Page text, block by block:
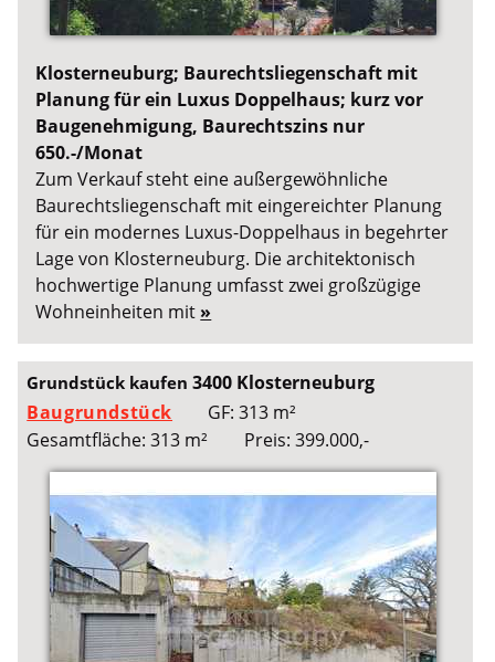
Klosterneuburg; Baurechtsliegenschaft mit
Planung für ein Luxus Doppelhaus; kurz vor
Baugenehmigung, Baurechtszins nur
650.-/Monat
Zum Verkauf steht eine außergewöhnliche
Baurechtsliegenschaft mit eingereichter Planung
für ein modernes Luxus-Doppelhaus in begehrter
Lage von Klosterneuburg. Die architektonisch
hochwertige Planung umfasst zwei großzügige
Wohneinheiten mit »
Grundstück kaufen3400 Klosterneuburg
Baugrundstück
GF: 313 m²
Gesamtfläche: 313 m²
Preis: 399.000,-